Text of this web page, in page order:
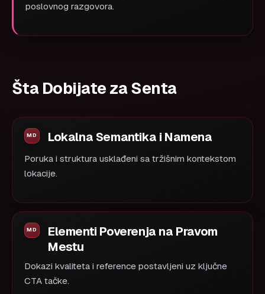
poslovnog razgovora.
Šta Dobijate za Senta
Lokalna Semantika i Namena
Poruka i struktura usklađeni sa tržišnim kontekstom
lokacije.
Elementi Poverenja na Pravom
Mestu
Dokazi kvaliteta i reference postavljeni uz ključne
CTA tačke.